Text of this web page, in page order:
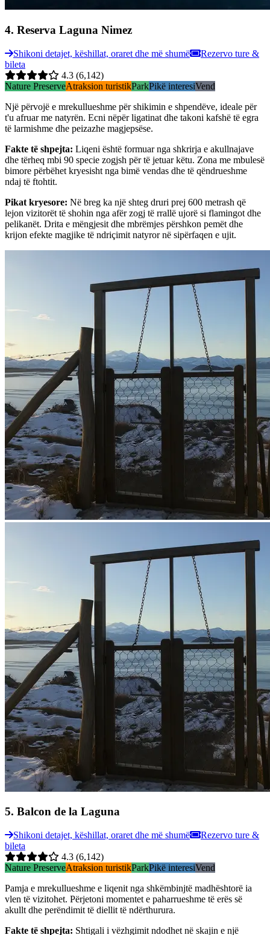
4. Reserva Laguna Nimez
Shikoni detajet, këshillat, oraret dhe më shumë
Rezervo ture &
bileta
4.3 (6,142)
Nature PreserveAtraksion turistikParkPikë interesiVend
Një përvojë e mrekullueshme për shikimin e shpendëve, ideale për
t'u afruar me natyrën. Ecni nëpër ligatinat dhe takoni kafshë të egra
të larmishme dhe peizazhe magjepsëse.
Fakte të shpejta: Liqeni është formuar nga shkrirja e akullnajave
dhe tërheq mbi 90 specie zogjsh për të jetuar këtu. Zona me mbulesë
bimore përbëhet kryesisht nga bimë vendas dhe të qëndrueshme
ndaj të ftohtit.
Pikat kryesore: Në breg ka një shteg druri prej 600 metrash që
lejon vizitorët të shohin nga afër zogj të rrallë ujorë si flamingot dhe
pelikanët. Drita e mëngjesit dhe mbrëmjes përshkon pemët dhe
krijon efekte magjike të ndriçimit natyror në sipërfaqen e ujit.
5. Balcon de la Laguna
Shikoni detajet, këshillat, oraret dhe më shumë
Rezervo ture &
bileta
4.3 (6,142)
Nature PreserveAtraksion turistikParkPikë interesiVend
Pamja e mrekullueshme e liqenit nga shkëmbinjtë madhështorë ia
vlen të vizitohet. Përjetoni momentet e paharrueshme të erës së
akullt dhe perëndimit të diellit të ndërthurura.
Fakte të shpejta: Shtigali i vëzhgimit ndodhet në skajin e një